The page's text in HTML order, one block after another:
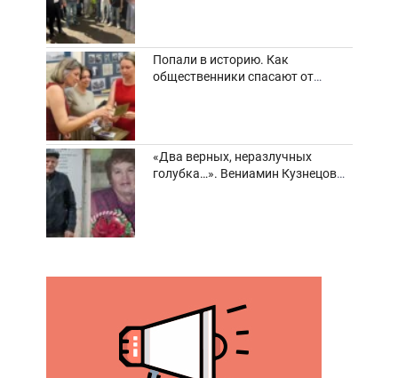
Попали в историю. Как
общественники спасают от
«Два верных, неразлучных
голубка…». Вениамин Кузнецов